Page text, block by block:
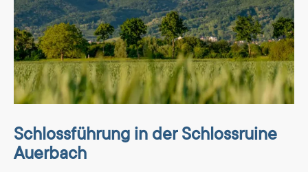
Schlossführung in der Schlossruine
Auerbach